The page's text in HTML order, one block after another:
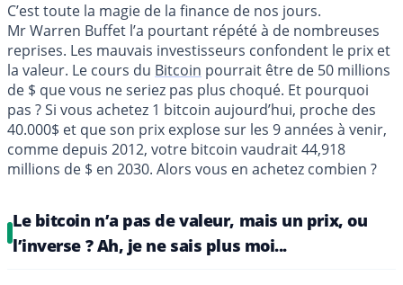
C’est toute la magie de la finance de nos jours.
Mr Warren Buffet l’a pourtant répété à de nombreuses
reprises. Les mauvais investisseurs confondent le prix et
la valeur. Le cours du Bitcoin pourrait être de 50 millions
de $ que vous ne seriez pas plus choqué. Et pourquoi
pas ? Si vous achetez 1 bitcoin aujourd’hui, proche des
40.000$ et que son prix explose sur les 9 années à venir,
comme depuis 2012, votre bitcoin vaudrait 44,918
millions de $ en 2030. Alors vous en achetez combien ?
Le bitcoin n’a pas de valeur, mais un prix, ou
l’inverse ? Ah, je ne sais plus moi...